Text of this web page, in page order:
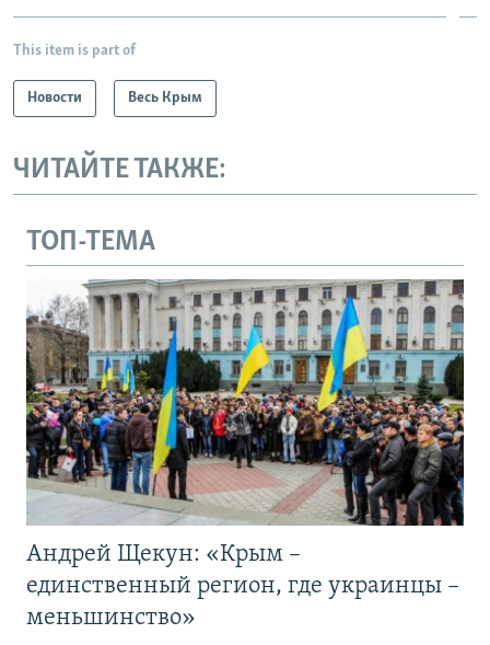
This item is part of
Новости Весь Крым
ЧИТАЙТЕ ТАКЖЕ:
ТОП-ТЕМА
Андрей Щекун: «Крым –
единственный регион, где украинцы –
меньшинство»